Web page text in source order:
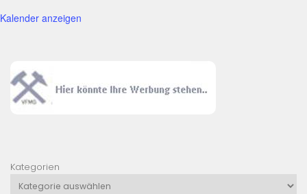
Kalender anzeigen
Kategorien